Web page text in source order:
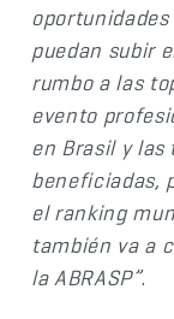
puedan subir
rumbo a las
evento
en Brasil y
beneficiadas,
el ranking
también va a
la ABRASP”.